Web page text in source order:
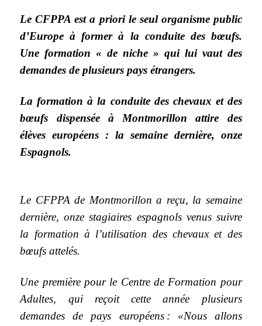
Le CFPPA est a priori le seul organisme public
d’Europe à former à la conduite des bœufs.
Une formation « de niche » qui lui vaut des
demandes de plusieurs pays étrangers.
La formation à la conduite des chevaux et des
bœufs dispensée à Montmorillon attire des
élèves européens : la semaine dernière, onze
Espagnols.
Le CFPPA de Montmorillon a reçu, la semaine
dernière, onze stagiaires espagnols venus suivre
la formation à l’utilisation des chevaux et des
bœufs attelés.
Une première pour le Centre de Formation pour
Adultes, qui reçoit cette année plusieurs
demandes de pays européens : «Nous allons